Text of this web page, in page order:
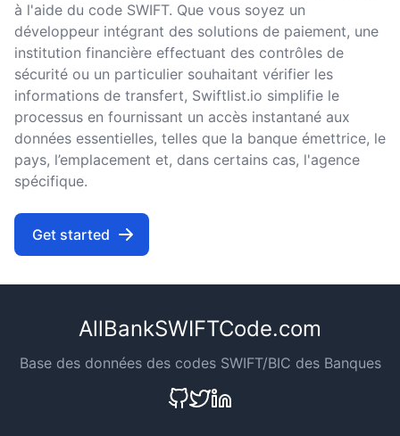
à l'aide du code SWIFT. Que vous soyez un
développeur intégrant des solutions de paiement, une
institution financière effectuant des contrôles de
sécurité ou un particulier souhaitant vérifier les
informations de transfert, Swiftlist.io simplifie le
processus en fournissant un accès instantané aux
données essentielles, telles que la banque émettrice, le
pays, l’emplacement et, dans certains cas, l'agence
spécifique.
Get started
AllBankSWIFTCode.com
Base des données des codes SWIFT/BIC des Banques